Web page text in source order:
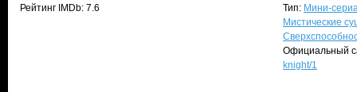
Рейтинг IMDb: 7.6
Тип: Мини-
Мистические
Официальный
knight/1